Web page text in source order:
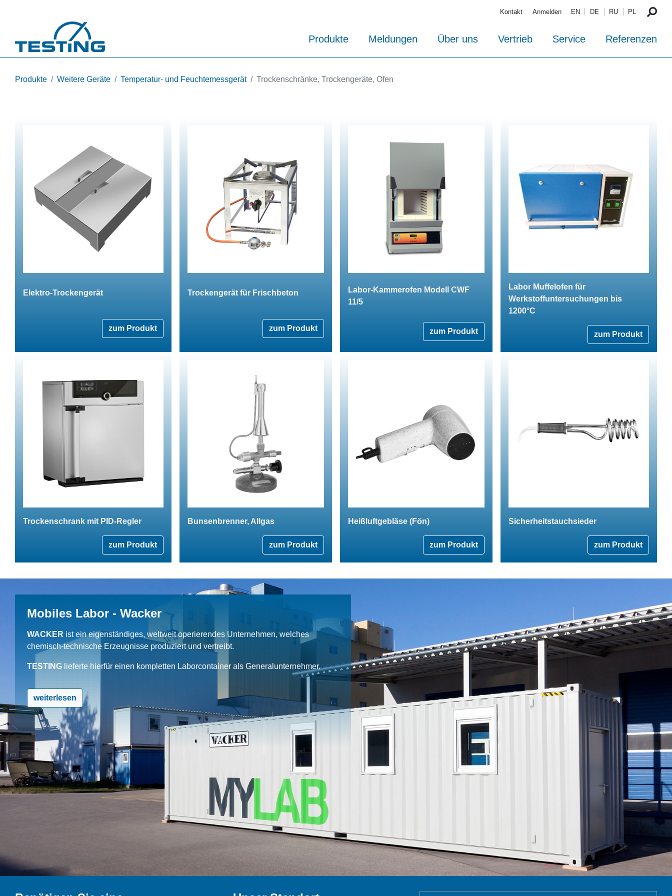
Kontakt Anmelden EN DE RU PL
Produkte Meldungen Über uns Vertrieb Service Referenzen
Produkte Weitere Geräte Temperatur- und Feuchtemessgerät Trockenschränke, Trockengeräte, Ofen
Elektro-Trockengerät
zum Produkt
Trockengerät für Frischbeton
zum Produkt
Labor-Kammerofen Modell CWF
11/5
zum Produkt
Labor Muffelofen für
Werkstoffuntersuchungen bis
1200°C
zum Produkt
Trockenschrank mit PID-Regler
zum Produkt
Bunsenbrenner, Allgas
zum Produkt
Heißluftgebläse (Fön)
zum Produkt
Sicherheitstauchsieder
zum Produkt
Mobiles Labor - Wacker
WACKER ist ein eigenständiges, weltweit operierendes Unternehmen, welches
chemisch-technische Erzeugnisse produziert und vertreibt.
TESTING lieferte hierfür einen kompletten Laborcontainer als Generalunternehmer.
weiterlesen